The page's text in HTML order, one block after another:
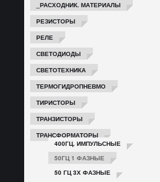
_РАСХОДНИК. МАТЕРИАЛЫ
РЕЗИСТОРЫ
РЕЛЕ
СВЕТОДИОДЫ
СВЕТОТЕХНИКА
ТЕРМОГИДРОПНЕВМО
ТИРИСТОРЫ
ТРАНЗИСТОРЫ
ТРАНСФОРМАТОРЫ
400ГЦ. ИМПУЛЬСНЫЕ
50ГЦ 1 ФАЗНЫЕ
50 ГЦ 3Х ФАЗНЫЕ